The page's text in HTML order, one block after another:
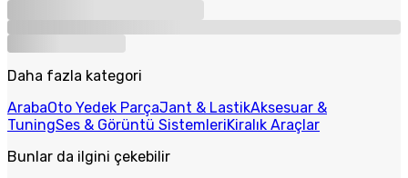
Daha fazla kategori
ArabaOto Yedek ParçaJant & LastikAksesuar &
TuningSes & Görüntü SistemleriKiralık Araçlar
Bunlar da ilgini çekebilir